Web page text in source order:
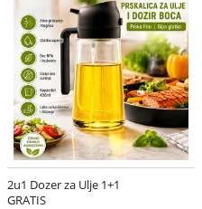
2u1 Dozer za Ulje 1+1
GRATIS